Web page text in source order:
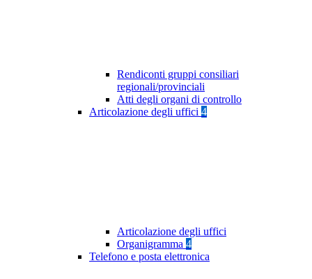
Rendiconti gruppi consiliari
regionali/provinciali
Atti degli organi di controllo
Articolazione degli uffici 4
Articolazione degli uffici
Organigramma 4
Telefono e posta elettronica